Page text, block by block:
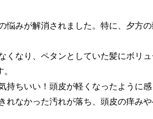
悩みが解消されました。特に、夕方
くなり、ペタンとしていた髪にボリ
持ちいい！頭皮が軽くなったように感
れなかった汚れが落ち、頭皮の痒みや